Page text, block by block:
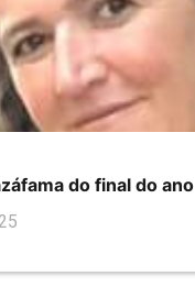
do final do ano